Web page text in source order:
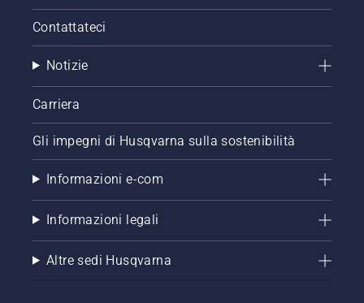
Contattateci
Notizie
Carriera
Gli impegni di Husqvarna sulla sostenibilità
Informazioni e-com
Informazioni legali
Altre sedi Husqvarna